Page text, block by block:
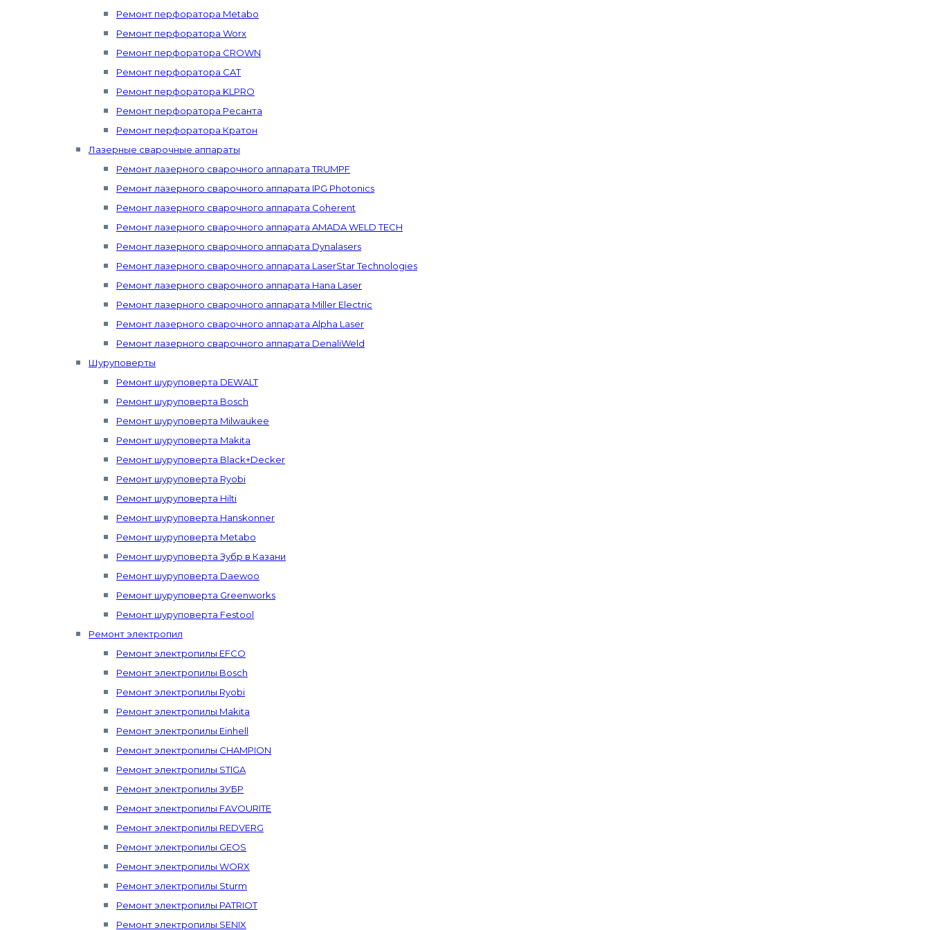
Ремонт перфоратора Metabo
Ремонт перфоратора Worx
Ремонт перфоратора CROWN
Ремонт перфоратора CAT
Ремонт перфоратора KLPRO
Ремонт перфоратора Ресанта
Ремонт перфоратора Кратон
Лазерные сварочные аппараты
Ремонт лазерного сварочного аппарата TRUMPF
Ремонт лазерного сварочного аппарата IPG Photonics
Ремонт лазерного сварочного аппарата Coherent
Ремонт лазерного сварочного аппарата AMADA WELD TECH
Ремонт лазерного сварочного аппарата Dynalasers
Ремонт лазерного сварочного аппарата LaserStar Technologies
Ремонт лазерного сварочного аппарата Hana Laser
Ремонт лазерного сварочного аппарата Miller Electric
Ремонт лазерного сварочного аппарата Alpha Laser
Ремонт лазерного сварочного аппарата DenaliWeld
Шуруповерты
Ремонт шуруповерта DEWALT
Ремонт шуруповерта Bosch
Ремонт шуруповерта Milwaukee
Ремонт шуруповерта Makita
Ремонт шуруповерта Black+Decker
Ремонт шуруповерта Ryobi
Ремонт шуруповерта Hilti
Ремонт шуруповерта Hanskonner
Ремонт шуруповерта Metabo
Ремонт шуруповерта Зубр в Казани
Ремонт шуруповерта Daewoo
Ремонт шуруповерта Greenworks
Ремонт шуруповерта Festool
Ремонт электропил
Ремонт электропилы EFCO
Ремонт электропилы Bosch
Ремонт электропилы Ryobi
Ремонт электропилы Makita
Ремонт электропилы Einhell
Ремонт электропилы CHAMPION
Ремонт электропилы STIGA
Ремонт электропилы ЗУБР
Ремонт электропилы FAVOURITE
Ремонт электропилы REDVERG
Ремонт электропилы GEOS
Ремонт электропилы WORX
Ремонт электропилы Sturm
Ремонт электропилы PATRIOT
Ремонт электропилы SENIX